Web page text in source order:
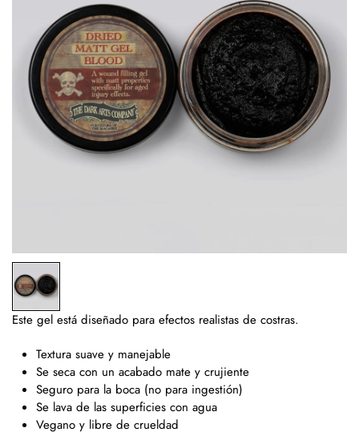
Este gel está diseñado para efectos realistas de costras.
Textura suave y manejable
Se seca con un acabado mate y crujiente
Seguro para la boca (no para ingestión)
Se lava de las superficies con agua
Vegano y libre de crueldad